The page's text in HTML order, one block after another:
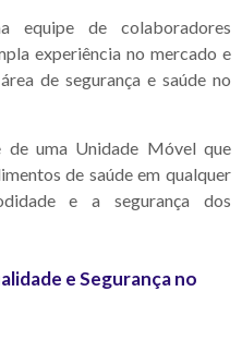
equipe de colaboradores
experiência no mercado e
de segurança e saúde no
de uma Unidade Móvel que
de saúde em qualquer
e a segurança dos
e Segurança no